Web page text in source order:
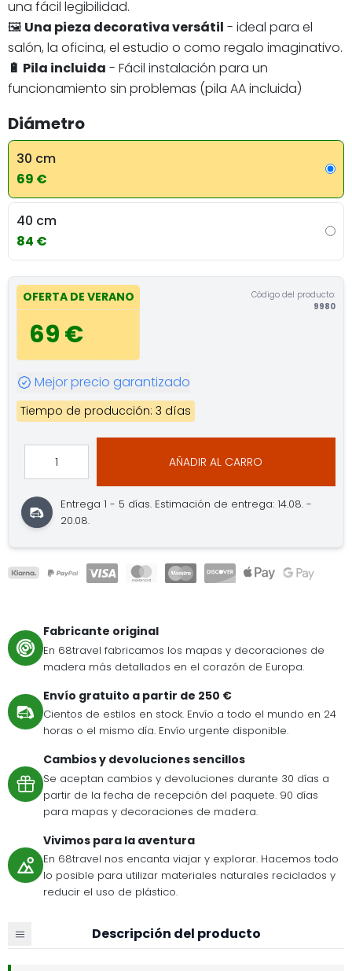
una fácil legibilidad.
🖼️ Una pieza decorativa versátil - ideal para el
salón, la oficina, el estudio o como regalo imaginativo.
🔋 Pila incluida - Fácil instalación para un
funcionamiento sin problemas (pila AA incluida)
Diámetro
30 cm
69 €
40 cm
84 €
OFERTA DE VERANO
69 €
Código del producto:
9980
Mejor precio garantizado
Tiempo de producción: 3 días
AÑADIR AL CARRO
Entrega 1 - 5 días. Estimación de entrega: 14.08. -
20.08.
Fabricante original
En 68travel fabricamos los mapas y decoraciones de
madera más detallados en el corazón de Europa.
Envío gratuito a partir de 250 €
Cientos de estilos en stock. Envío a todo el mundo en 24
horas o el mismo día. Envío urgente disponible.
Cambios y devoluciones sencillos
Se aceptan cambios y devoluciones durante 30 días a
partir de la fecha de recepción del paquete. 90 días
para mapas y decoraciones de madera.
Vivimos para la aventura
En 68travel nos encanta viajar y explorar. Hacemos todo
lo posible para utilizar materiales naturales reciclados y
reducir el uso de plástico.
Descripción del producto